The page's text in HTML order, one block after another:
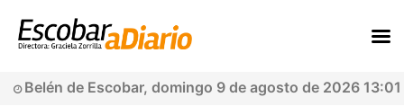
Belén de Escobar, domingo 9 de agosto de 2026 13:01